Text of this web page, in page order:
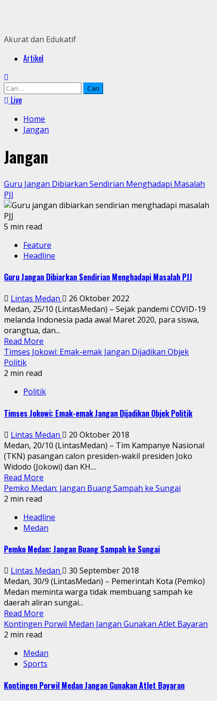
Akurat dan Edukatif
PrimaryArtikel
Cari
untuk:
Live
Home
Jangan
Jangan
Guru Jangan Dibiarkan Sendirian Menghadapi Masalah
PJJ
5 min read
Feature
Headline
Guru Jangan Dibiarkan Sendirian Menghadapi Masalah PJJ
Lintas Medan
26 Oktober 2022
Medan, 25/10 (LintasMedan) – Sejak pandemi COVID-19
melanda Indonesia pada awal Maret 2020, para siswa,
orangtua, dan...
Read More
Timses Jokowi: Emak-emak Jangan Dijadikan Objek
Politik
2 min read
Politik
Timses Jokowi: Emak-emak Jangan Dijadikan Objek Politik
Lintas Medan
20 Oktober 2018
Medan, 20/10 (LintasMedan) – Tim Kampanye Nasional
(TKN) pasangan calon presiden-wakil presiden Joko
Widodo (Jokowi) dan KH....
Read More
Pemko Medan: Jangan Buang Sampah ke Sungai
2 min read
Headline
Medan
Pemko Medan: Jangan Buang Sampah ke Sungai
Lintas Medan
30 September 2018
Medan, 30/9 (LintasMedan) – Pemerintah Kota (Pemko)
Medan meminta warga tidak membuang sampah ke
daerah aliran sungai...
Read More
Kontingen Porwil Medan Jangan Gunakan Atlet Bayaran
2 min read
Medan
Sports
Kontingen Porwil Medan Jangan Gunakan Atlet Bayaran